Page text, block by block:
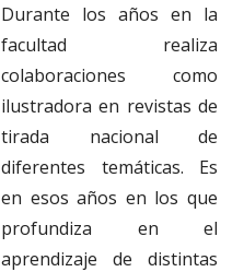
Durante los años en la
facultad realiza
colaboraciones como
ilustradora en revistas de
tirada nacional de
diferentes temáticas. Es
en esos años en los que
profundiza en el
aprendizaje de distintas